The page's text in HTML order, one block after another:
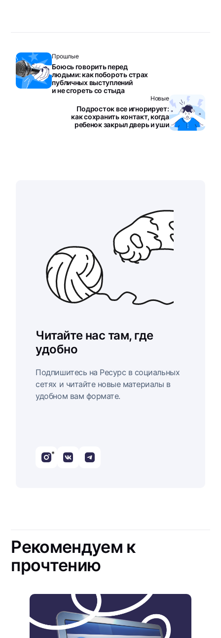
Прошлые
Боюсь говорить перед
людьми: как побороть страх
публичных выступлений
и не сгореть со стыда
Новые
Подросток все игнорирует:
как сохранить контакт, когда
ребенок закрыл дверь и уши
Читайте нас там, где
удобно
Подпишитесь на Ресурс в социальных
сетях и читайте новые материалы в
удобном вам формате.
*
Рекомендуем к
прочтению